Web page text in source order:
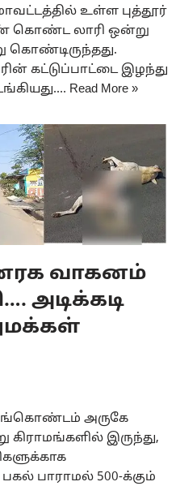
உள்ள புத்தூர்
கொண்ட லாரி ஒன்று
கொண்டிருந்தது.
கட்டுப்பாட்டை இழந்து
Read More »
வாகனம்
அடிக்கடி
அருகே
கிராமங்களில் இருந்து,
பாராமல் 500-க்கும்